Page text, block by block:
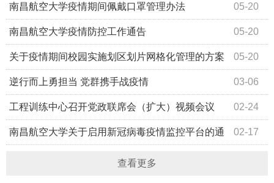
方案 05-20
南昌航空大学疫情期间佩戴口罩管理办法
05-20
南昌航空大学疫情防控工作通告
05-20
关于疫情期间校园实施划区划片网格化管理的方案
03-06
逆行而上勇担当 党群携手战疫情
02-24
工程训练中心召开党政联席会（扩大）视频会议
02-17
南昌航空大学关于启用新冠病毒疫情监控平台的通
查看更多